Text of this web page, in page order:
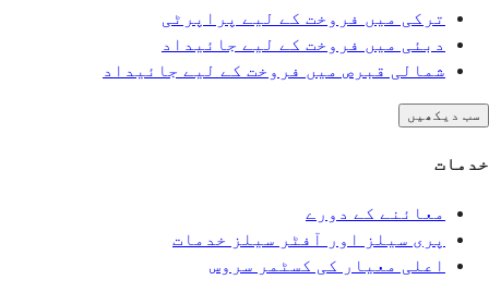
ترکی میں فروخت کے لیے پراپرٹی
دبئی میں فروخت کے لیے جائیداد
شمالی قبرص میں فروخت کے لیے جائیداد
سب دیکھیں
خدمات
معائنے کے دورے
پری سیلز اور آفٹر سیلز خدمات
اعلی معیار کی کسٹمر سروس